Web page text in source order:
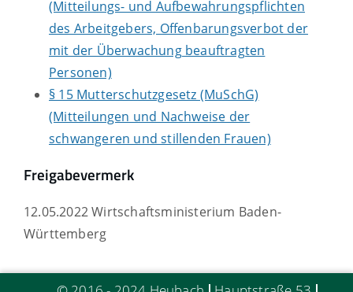
(Mitteilungs- und Aufbewahrungspflichten
des Arbeitgebers, Offenbarungsverbot der
mit der Überwachung beauftragten
Personen)
§ 15 Mutterschutzgesetz (MuSchG)
(Mitteilungen und Nachweise der
schwangeren und stillenden Frauen)
Freigabevermerk
12.05.2022 Wirtschaftsministerium Baden-
Württemberg